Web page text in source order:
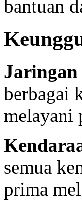
bantuan
Jaringan
berbagai
melayani
semua
prima